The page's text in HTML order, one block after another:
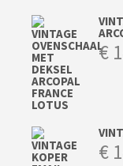
€
€